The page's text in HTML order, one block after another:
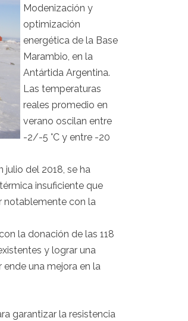
Modenización y
optimización
energética de la Base
Marambio, en la
Antártida Argentina.
Las temperaturas
reales promedio en
verano oscilan entre
-2/-5 °C y entre -20
del 2018, se ha
insuficiente que
notablemente con la
la donación de las 118
y lograr una
una mejora en la
garantizar la resistencia